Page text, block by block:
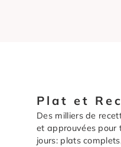
Plat et
Des milliers de
et approuvées pour
jours: plats